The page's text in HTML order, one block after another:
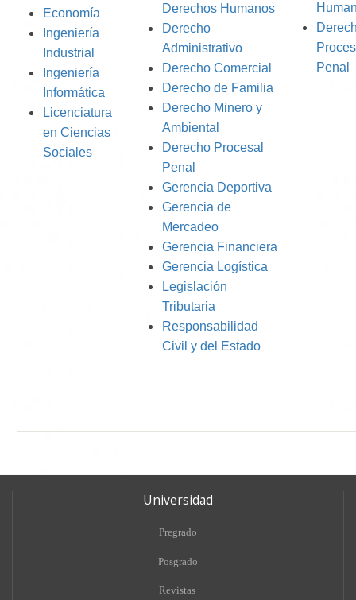
Economía
Ingeniería
Industrial
Ingeniería
Informática
Licenciatura
en Ciencias
Sociales
Derechos Humanos
Derecho
Administrativo
Derecho Comercial
Derecho de Familia
Derecho Minero y
Ambiental
Derecho Procesal
Penal
Gerencia Deportiva
Gerencia de
Mercadeo
Gerencia Financiera
Gerencia Logística
Legislación
Tributaria
Responsabilidad
Civil y del Estado
Penal
Universidad
Pregrado
Posgrado
Revistas